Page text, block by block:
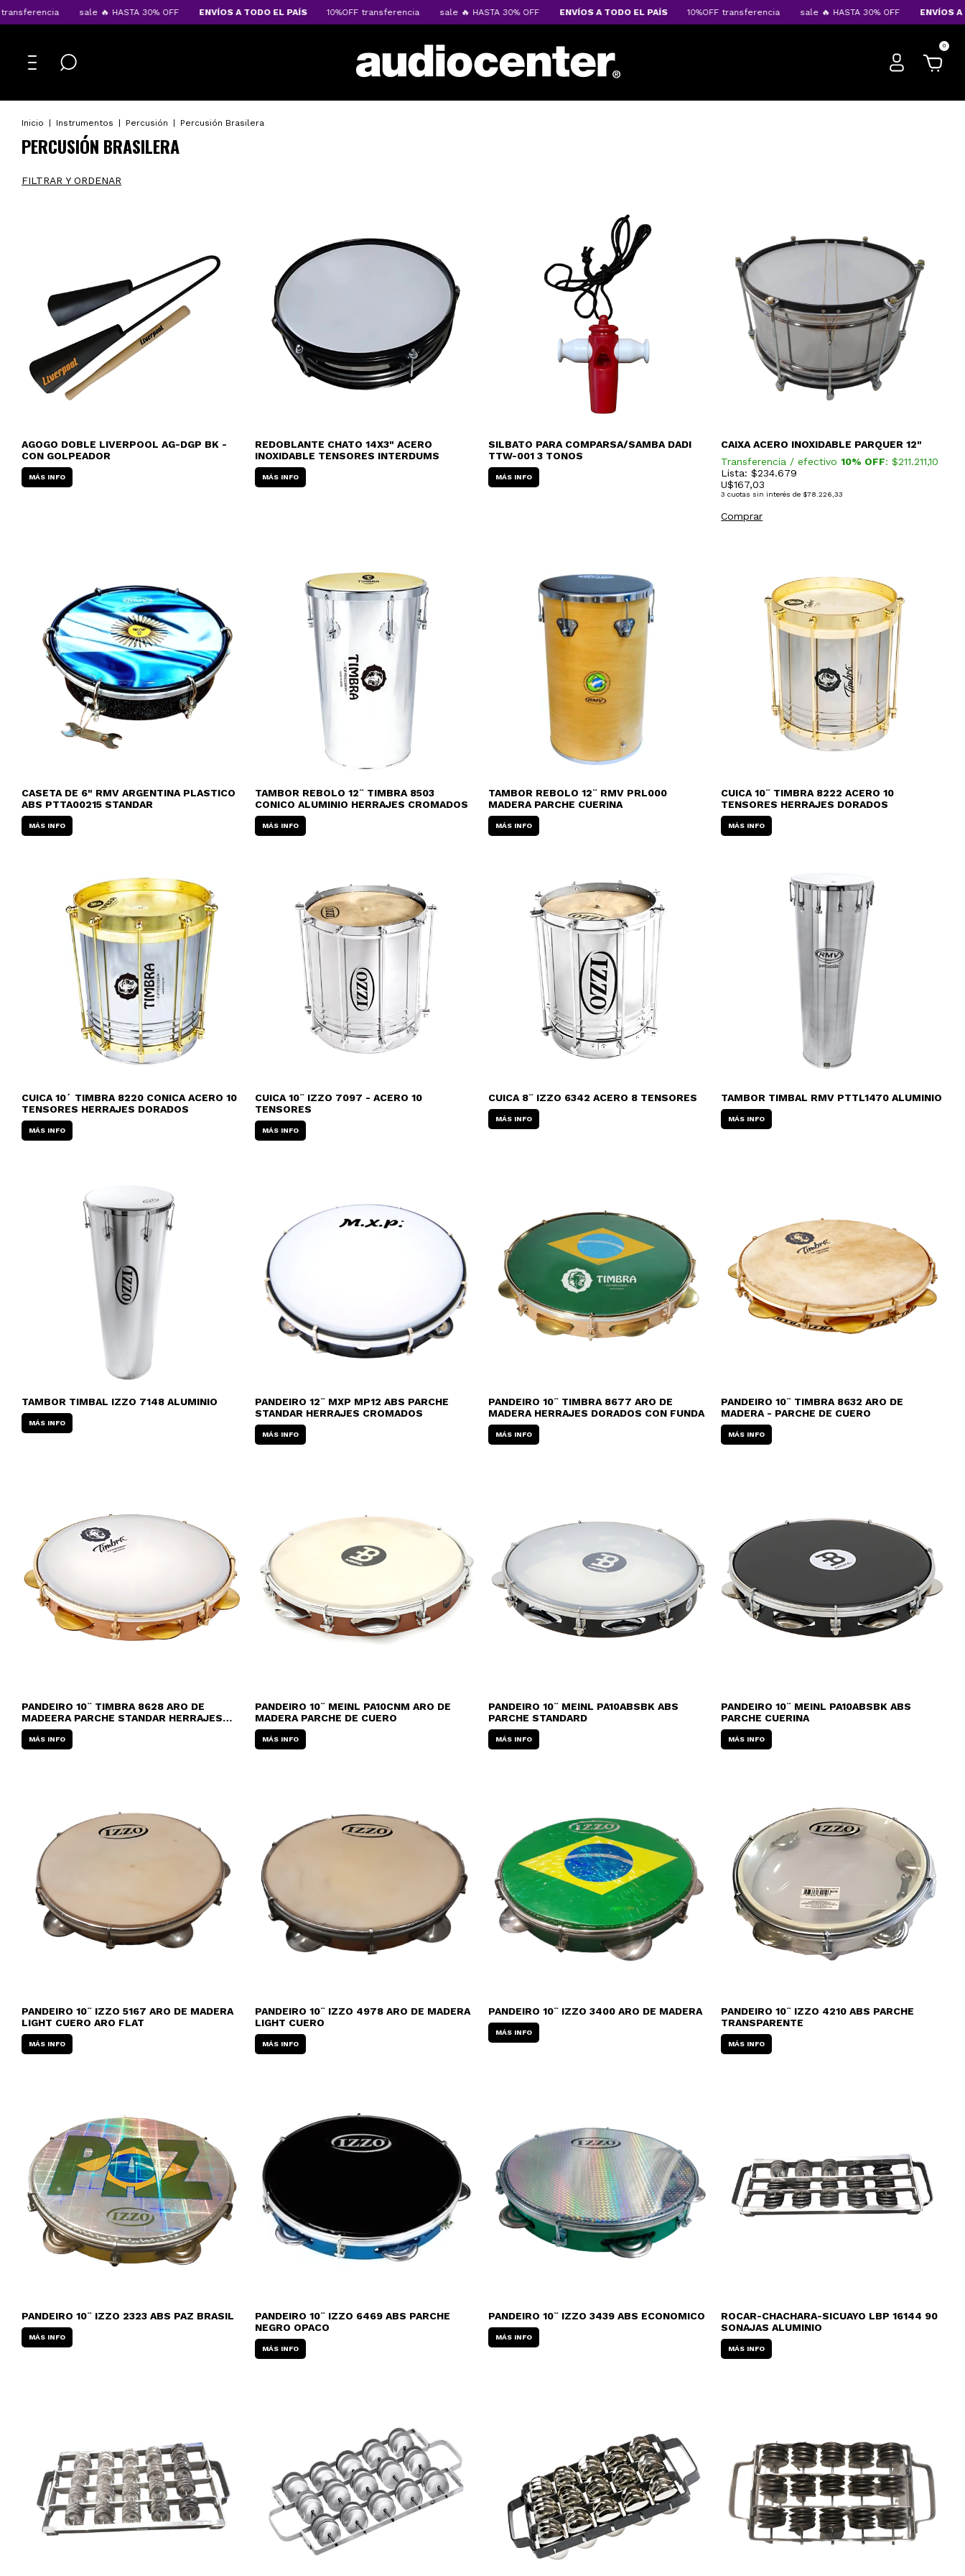
sale 🔥 HASTA 30% OFF ENVÍOS A TODO EL PAÍS 10%OFF transferencia sale 🔥 HASTA 30% OFF ENVÍOS A TODO EL PAÍS 10%OFF transferencia sale 🔥 HASTA 30% OFF ENVÍOS A TODO EL
0
Inicio Instrumentos Percusión Percusión Brasilera
PERCUSIÓN BRASILERA
FILTRAR Y ORDENAR
AGOGO DOBLE LIVERPOOL AG-DGP BK -
CON GOLPEADOR
MÁS INFO
REDOBLANTE CHATO 14X3" ACERO
INOXIDABLE TENSORES INTERDUMS
MÁS INFO
SILBATO PARA COMPARSA/SAMBA DADI
TTW-001 3 TONOS
MÁS INFO
CAIXA ACERO INOXIDABLE PARQUER 12"
Transferencia / efectivo10% OFF: $211.211,10
Lista: $234.679
U$167,03
3 cuotas sin interés de $78.226,33
Comprar
CASETA DE 6" RMV ARGENTINA PLASTICO
ABS PTTA00215 STANDAR
MÁS INFO
TAMBOR REBOLO 12¨ TIMBRA 8503
CONICO ALUMINIO HERRAJES CROMADOS
MÁS INFO
TAMBOR REBOLO 12¨ RMV PRL000
MADERA PARCHE CUERINA
MÁS INFO
CUICA 10¨ TIMBRA 8222 ACERO 10
TENSORES HERRAJES DORADOS
MÁS INFO
CUICA 10´ TIMBRA 8220 CONICA ACERO 10
TENSORES HERRAJES DORADOS
MÁS INFO
CUICA 10¨ IZZO 7097 - ACERO 10
TENSORES
MÁS INFO
CUICA 8¨ IZZO 6342 ACERO 8 TENSORES
MÁS INFO
TAMBOR TIMBAL RMV PTTL1470 ALUMINIO
MÁS INFO
TAMBOR TIMBAL IZZO 7148 ALUMINIO
MÁS INFO
PANDEIRO 12¨ MXP MP12 ABS PARCHE
STANDAR HERRAJES CROMADOS
MÁS INFO
PANDEIRO 10¨ TIMBRA 8677 ARO DE
MADERA HERRAJES DORADOS CON FUNDA
MÁS INFO
PANDEIRO 10¨ TIMBRA 8632 ARO DE
MADERA - PARCHE DE CUERO
MÁS INFO
PANDEIRO 10¨ TIMBRA 8628 ARO DE
MADEERA PARCHE STANDAR HERRAJES
DORADOS
MÁS INFO
PANDEIRO 10¨ MEINL PA10CNM ARO DE
MADERA PARCHE DE CUERO
MÁS INFO
PANDEIRO 10¨ MEINL PA10ABSBK ABS
PARCHE STANDARD
MÁS INFO
PANDEIRO 10¨ MEINL PA10ABSBK ABS
PARCHE CUERINA
MÁS INFO
PANDEIRO 10¨ IZZO 5167 ARO DE MADERA
LIGHT CUERO ARO FLAT
MÁS INFO
PANDEIRO 10¨ IZZO 4978 ARO DE MADERA
LIGHT CUERO
MÁS INFO
PANDEIRO 10¨ IZZO 3400 ARO DE MADERA
MÁS INFO
PANDEIRO 10¨ IZZO 4210 ABS PARCHE
TRANSPARENTE
MÁS INFO
PANDEIRO 10¨ IZZO 2323 ABS PAZ BRASIL
MÁS INFO
PANDEIRO 10¨ IZZO 6469 ABS PARCHE
NEGRO OPACO
MÁS INFO
PANDEIRO 10¨ IZZO 3439 ABS ECONOMICO
MÁS INFO
ROCAR-CHACHARA-SICUAYO LBP 16144 90
SONAJAS ALUMINIO
MÁS INFO